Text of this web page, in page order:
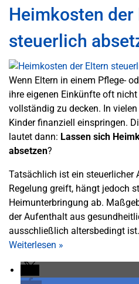
Heimkosten der
steuerlich
Wenn Eltern in einem Pflege-
ihre eigenen Einkünfte oft
vollständig zu decken. In
Kinder finanziell einspringen.
lautet dann: Lassen sich
absetzen?
Tatsächlich ist ein steuerlicher
Regelung greift, hängt jedoch
Heimunterbringung ab.
der Aufenthalt aus
ausschließlich altersbedingt ist.
Weiterlesen »